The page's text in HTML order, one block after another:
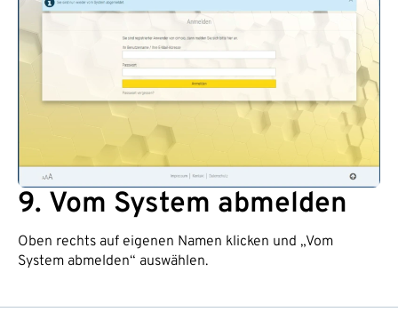
9. Vom System abmelden
Oben rechts auf eigenen Namen klicken und „Vom
System abmelden“ auswählen.